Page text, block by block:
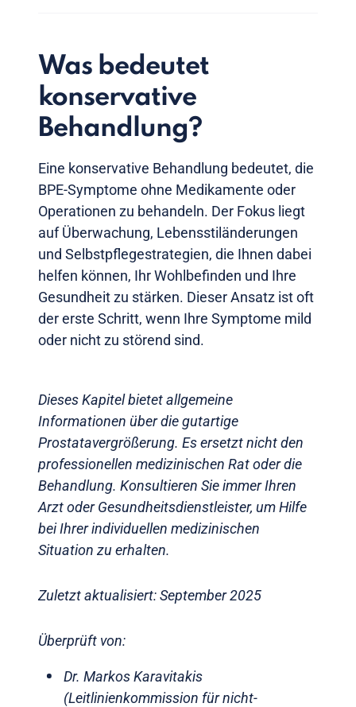
Was bedeutet
konservative
Behandlung?
Eine konservative Behandlung bedeutet, die
BPE-Symptome ohne Medikamente oder
Operationen zu behandeln. Der Fokus liegt
auf Überwachung, Lebensstiländerungen
und Selbstpflegestrategien, die Ihnen dabei
helfen können, Ihr Wohlbefinden und Ihre
Gesundheit zu stärken. Dieser Ansatz ist oft
der erste Schritt, wenn Ihre Symptome mild
oder nicht zu störend sind.
Dieses Kapitel bietet allgemeine
Informationen über die gutartige
Prostatavergrößerung. Es ersetzt nicht den
professionellen medizinischen Rat oder die
Behandlung. Konsultieren Sie immer Ihren
Arzt oder Gesundheitsdienstleister, um Hilfe
bei Ihrer individuellen medizinischen
Situation zu erhalten.
Zuletzt aktualisiert: September 2025
Überprüft von:
Dr. Markos Karavitakis
(Leitlinienkommission für nicht-